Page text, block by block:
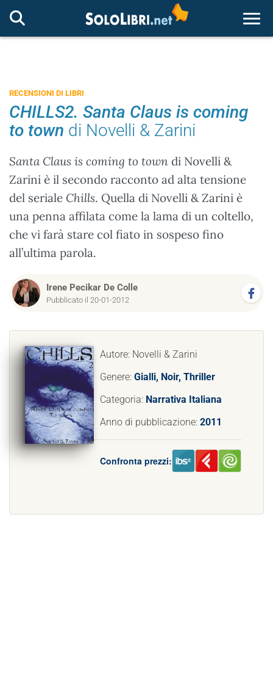
RECENSIONI DI LIBRI
CHILLS2. Santa Claus is coming
to town di Novelli & Zarini
Santa Claus is coming to town di Novelli &
Zarini è il secondo racconto ad alta tensione
del seriale Chills. Quella di Novelli & Zarini è
una penna affilata come la lama di un coltello,
che vi farà stare col fiato in sospeso fino
all’ultima parola.
Irene Pecikar De Colle
Pubblicato il 20-01-2012
Autore: Novelli & Zarini
Genere: Gialli, Noir, Thriller
Categoria: Narrativa Italiana
Anno di pubblicazione: 2011
Confronta prezzi: